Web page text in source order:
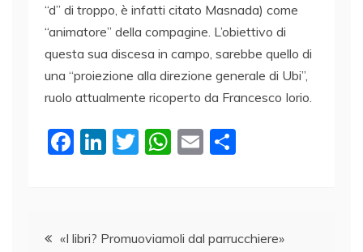
“d” di troppo, è infatti citato Masnada) come
“animatore” della compagine. L’obiettivo di
questa sua discesa in campo, sarebbe quello di
una “proiezione alla direzione generale di Ubi”,
ruolo attualmente ricoperto da Francesco Iorio.
F
b
Li
dI
T
W
A
E
vi
Navigazione
«I libri? Promuoviamoli dal parrucchiere»